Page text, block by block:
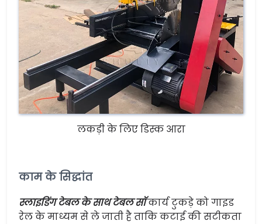
लकड़ी के लिए डिस्क आरा
काम के सिद्धांत
स्लाइडिंग टेबल के साथ टेबल सॉकार्य टुकड़े को गाइड
रेल के माध्यम से ले जाती है ताकि कटाई की सटीकता